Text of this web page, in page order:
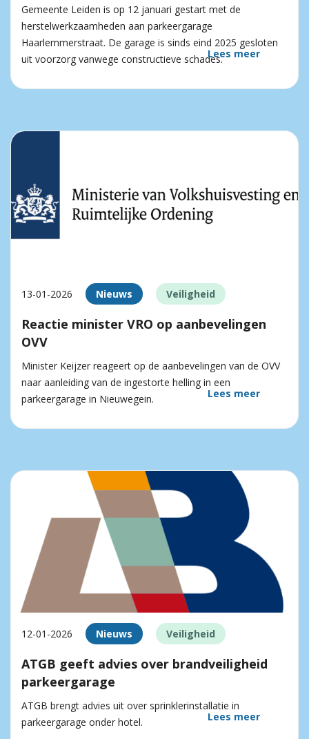
Gemeente Leiden is op 12 januari gestart met de
herstelwerkzaamheden aan parkeergarage
Haarlemmerstraat. De garage is sinds eind 2025 gesloten
uit voorzorg vanwege constructieve schades.Lees meer
13-01-2026 Nieuws Veiligheid
Reactie minister VRO op aanbevelingen
OVV
Minister Keijzer reageert op de aanbevelingen van de OVV
naar aanleiding van de ingestorte helling in een
parkeergarage in Nieuwegein.
Lees meer
12-01-2026 Nieuws Veiligheid
ATGB geeft advies over brandveiligheid
parkeergarage
ATGB brengt advies uit over sprinklerinstallatie in
parkeergarage onder hotel.
Lees meer